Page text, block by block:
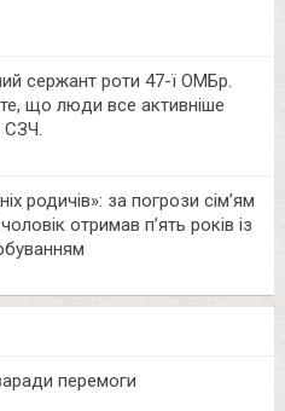
сержант роти 47-ї ОМБр.
що люди все активніше
СЗЧ.
родичів»: за погрози сім’ям
отримав п’ять років із
перемоги